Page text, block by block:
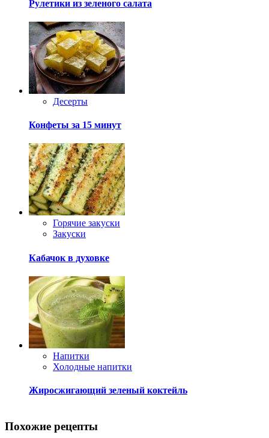
Десерты
Конфеты за 15 минут
Горячие закуски
Закуски
Кабачок в духовке
Напитки
Жиросжигающий зеленый коктейль
Похожие рецепты
Свежие рецепты